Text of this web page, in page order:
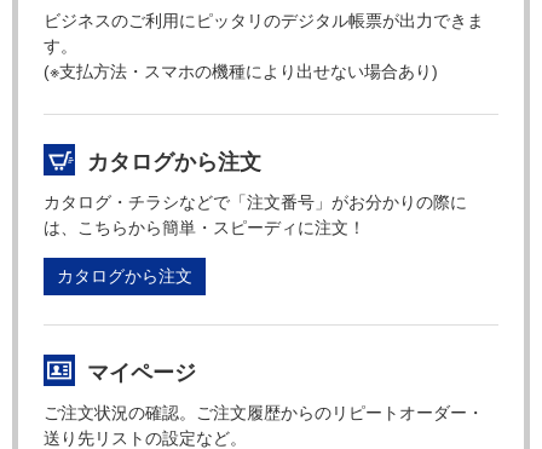
ビジネスのご利用にピッタリのデジタル帳票が出力できま
す。
(※支払方法・スマホの機種により出せない場合あり)
カタログから注文
カタログ・チラシなどで「注文番号」がお分かりの際に
は、こちらから簡単・スピーディに注文！
カタログから注文
マイページ
ご注文状況の確認。ご注文履歴からのリピートオーダー・
送り先リストの設定など。